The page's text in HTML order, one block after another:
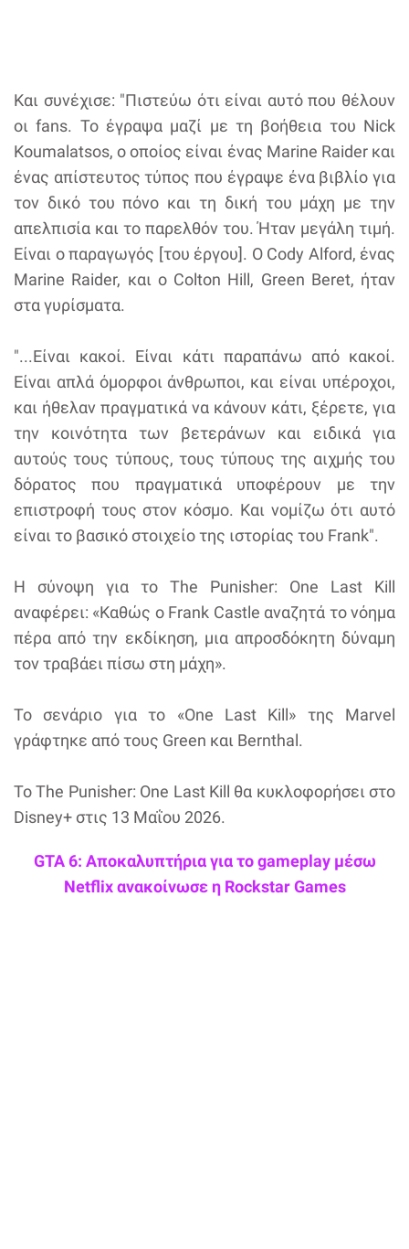
Και συνέχισε: "Πιστεύω ότι είναι αυτό που θέλουν
οι fans. Το έγραψα μαζί με τη βοήθεια του Nick
Koumalatsos, ο οποίος είναι ένας Marine Raider και
ένας απίστευτος τύπος που έγραψε ένα βιβλίο για
τον δικό του πόνο και τη δική του μάχη με την
απελπισία και το παρελθόν του. Ήταν μεγάλη τιμή.
Είναι ο παραγωγός [του έργου]. Ο Cody Alford, ένας
Marine Raider, και ο Colton Hill, Green Beret, ήταν
στα γυρίσματα.
"...Είναι κακοί. Είναι κάτι παραπάνω από κακοί.
Είναι απλά όμορφοι άνθρωποι, και είναι υπέροχοι,
και ήθελαν πραγματικά να κάνουν κάτι, ξέρετε, για
την κοινότητα των βετεράνων και ειδικά για
αυτούς τους τύπους, τους τύπους της αιχμής του
δόρατος που πραγματικά υποφέρουν με την
επιστροφή τους στον κόσμο. Και νομίζω ότι αυτό
είναι το βασικό στοιχείο της ιστορίας του Frank".
Η σύνοψη για το The Punisher: One Last Kill
αναφέρει: «Καθώς ο Frank Castle αναζητά το νόημα
πέρα από την εκδίκηση, μια απροσδόκητη δύναμη
τον τραβάει πίσω στη μάχη».
Το σενάριο για το «One Last Kill» της Marvel
γράφτηκε από τους Green και Bernthal.
To The Punisher: One Last Kill θα κυκλοφορήσει στο
Disney+ στις 13 Μαΐου 2026.
GTA 6: Αποκαλυπτήρια για το gameplay μέσω
Netflix ανακοίνωσε η Rockstar Games